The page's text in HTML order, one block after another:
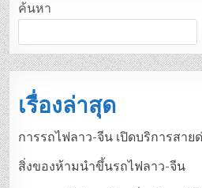
ค้นหา
เรื่องล่าสุด
การรถไฟลาว-จีน เปิดบริการสาย
สิ่งของห้ามนำขึ้นรถไฟลาว-จีน